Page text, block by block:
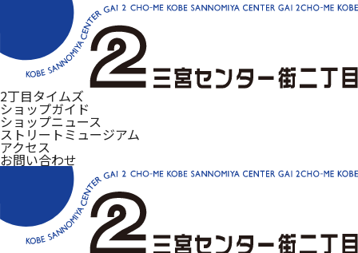
2丁目タイムズ
ショップガイド
ショップニュース
ストリートミュージアム
アクセス
お問い合わせ